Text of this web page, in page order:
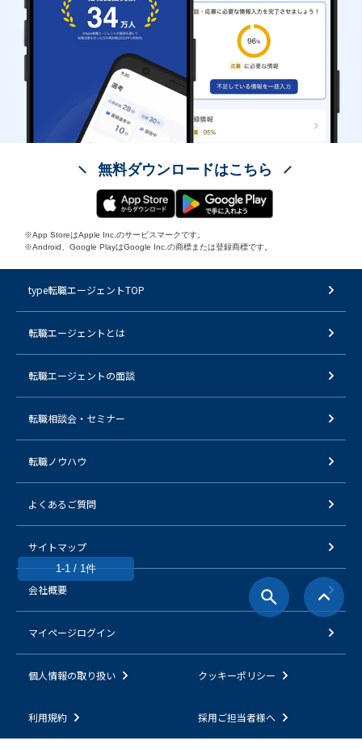
1-1 / 1件
無料ダウンロードはこちら
※App StoreはApple Inc.のサービスマークです。
※Android、Google PlayはGoogle Inc.の商標または登録商標です。
type転職エージェントTOP
転職エージェントとは
転職エージェントの面談
転職相談会・セミナー
転職ノウハウ
よくあるご質問
サイトマップ
会社概要
マイページログイン
個人情報の取り扱い クッキーポリシー
利用規約 採用ご担当者様へ